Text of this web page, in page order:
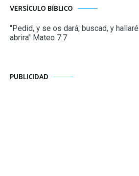
VERSÍCULO BÍBLICO
"Pedid, y se os dará; buscad, y
abrira" Mateo 7:7
PUBLICIDAD